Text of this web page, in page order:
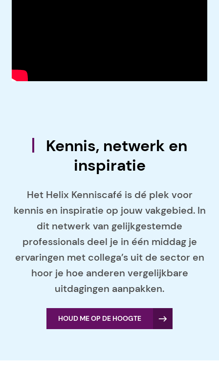
Kennis, netwerk en
inspiratie
Het Helix Kenniscafé is dé plek voor
kennis en inspiratie op jouw vakgebied. In
dit netwerk van gelijkgestemde
professionals deel je in één middag je
ervaringen met collega’s uit de sector en
hoor je hoe anderen vergelijkbare
uitdagingen aanpakken.
HOUD ME OP DE HOOGTE